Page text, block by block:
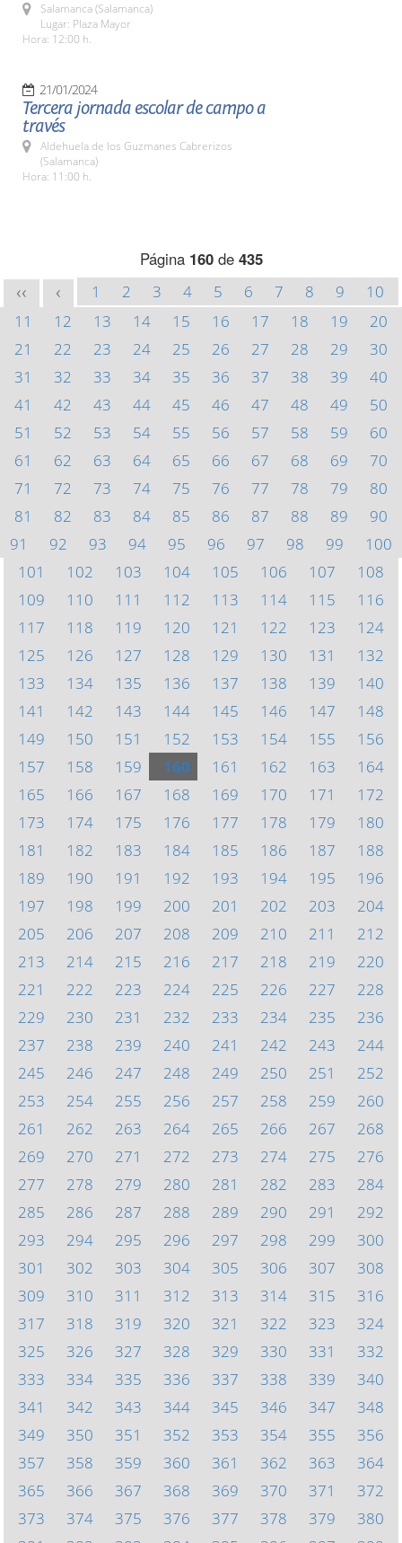
Salamanca (Salamanca)
Lugar: Plaza Mayor
Hora: 12:00 h.
21/01/2024
Tercera jornada escolar de campo a
través
Aldehuela de los Guzmanes Cabrerizos
(Salamanca)
Hora: 11:00 h.
Página 160de 435
<< < 1 2 3 4 5 6 7 8 9
10
11
12 13 14 15 16 17 18 19
20
21
22 23 24 25 26 27 28 29
30
31
32 33 34 35 36 37 38 39
40
41
42 43 44 45 46 47 48 49
50
51
52 53 54 55 56 57 58 59
60
61
62 63 64 65 66 67 68 69
70
71
72 73 74 75 76 77 78 79
80
81
82 83 84 85 86 87 88 89
90
91
92 93 94 95 96 97 98 99
100
101
102 103 104 105 106 107
108
109
110 111 112 113 114 115
116
117
118 119 120 121 122 123
124
125
126 127 128 129 130 131
132
133
134 135 136 137 138 139
140
141
142 143 144 145 146 147
148
149
150 151 152 153 154 155
156
157
158 159 160 161 162 163
164
165
166 167 168 169 170 171
172
173
174 175 176 177 178 179
180
181
182 183 184 185 186 187
188
189
190 191 192 193 194 195
196
197
198 199 200 201 202 203
204
205
206 207 208 209 210 211
212
213
214 215 216 217 218 219
220
221
222 223 224 225 226 227
228
229
230 231 232 233 234 235
236
237
238 239 240 241 242 243
244
245
246 247 248 249 250 251
252
253
254 255 256 257 258 259
260
261
262 263 264 265 266 267
268
269
270 271 272 273 274 275
276
277
278 279 280 281 282 283
284
285
286 287 288 289 290 291
292
293
294 295 296 297 298 299
300
301
302 303 304 305 306 307
308
309
310 311 312 313 314 315
316
317
318 319 320 321 322 323
324
325
326 327 328 329 330 331
332
333
334 335 336 337 338 339
340
341
342 343 344 345 346 347
348
349
350 351 352 353 354 355
356
357
358 359 360 361 362 363
364
365
366 367 368 369 370 371
372
373
374 375 376 377 378 379
380